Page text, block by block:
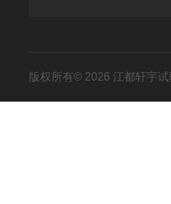
版权所有© 2026 江都轩宇